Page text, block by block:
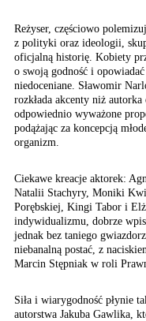
Reżyser, częściowo
z polityki oraz ideologii,
oficjalną historię. Kobiety
o swoją godność i
niedoceniane. Sławomir
rozkłada akcenty niż
odpowiednio wyważone
podążając za koncepcją
organizm.
Ciekawe kreacje aktorek:
Natalii Stachyry, Moniki
Porębskiej, Kingi Tabor i
indywidualizmu, dobrze
jednak bez taniego
niebanalną postać, z
Marcin Stępniak w roli
Siła i wiarygodność płynie
autorstwa Jakuba Gawlika,